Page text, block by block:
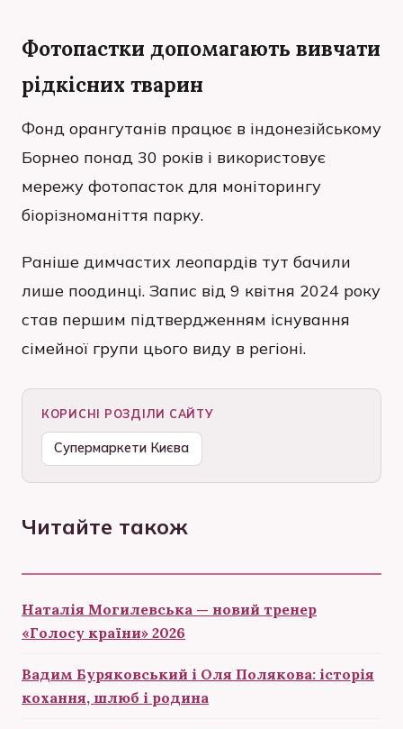
Фотопастки допомагають вивчати
рідкісних тварин
Фонд орангутанів працює в індонезійському
Борнео понад 30 років і використовує
мережу фотопасток для моніторингу
біорізноманіття парку.
Раніше димчастих леопардів тут бачили
лише поодинці. Запис від 9 квітня 2024 року
став першим підтвердженням існування
сімейної групи цього виду в регіоні.
КОРИСНІ РОЗДІЛИ САЙТУ
Супермаркети Києва
Читайте також
Наталія Могилевська — новий тренер
«Голосу країни» 2026
Вадим Буряковський і Оля Полякова: історія
кохання, шлюб і родина